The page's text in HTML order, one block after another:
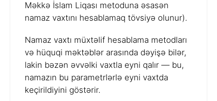
Məkkə İslam Liqası metoduna əsasən
namaz vaxtını hesablamaq tövsiyə olunur).
Namaz vaxtı müxtəlif hesablama metodları
və hüquqi məktəblər arasında dəyişə bilər,
lakin bəzən əvvəlki vaxtla eyni qalır — bu,
namazın bu parametrlərlə eyni vaxtda
keçirildiyini göstərir.